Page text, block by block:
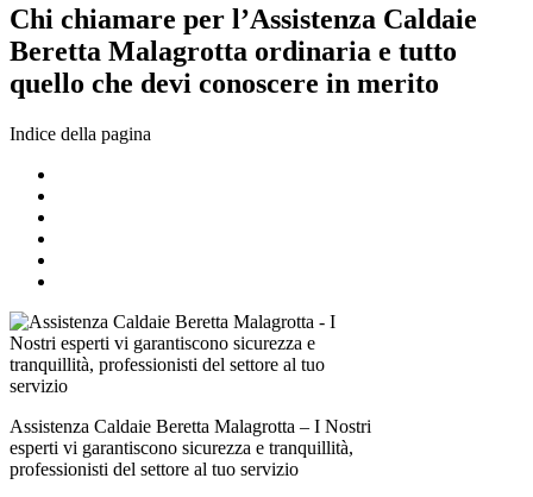
Chi chiamare per l’Assistenza Caldaie
Beretta Malagrotta ordinaria e tutto
quello che devi conoscere in merito
Indice della pagina
Assistenza Caldaie Beretta Malagrotta – I Nostri
esperti vi garantiscono sicurezza e tranquillità,
professionisti del settore al tuo servizio